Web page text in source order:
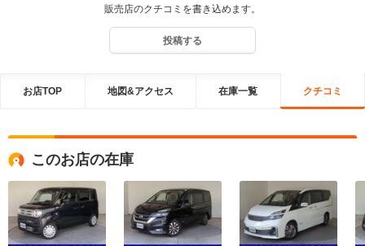
販売店のクチコミを書き込めます。
投稿する
お店TOP 地図&アクセス 在庫一覧 クチコミ
このお店の在庫